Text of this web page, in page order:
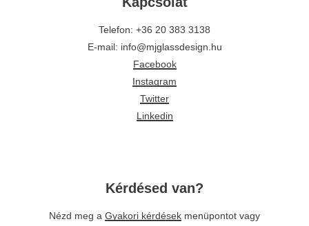
Telefon: +36 20 383 3138
E-mail: info@mjglassdesign.hu
Facebook
Instagram
Twitter
Linkedin
Kérdésed van?
Nézd meg a Gyakori kérdések menüpontot vagy